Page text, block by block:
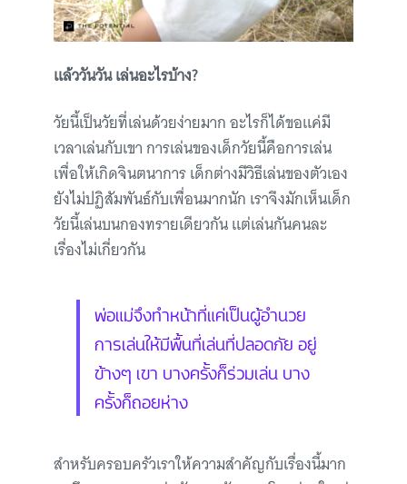
แล้ววันวัน เล่นอะไรบ้าง?
วัยนี้เป็นวัยที่เล่นด้วยง่ายมาก อะไรก็ได้ขอแค่มี
เวลาเล่นกับเขา การเล่นของเด็กวัยนี้คือการเล่น
เพื่อให้เกิดจินตนาการ เด็กต่างมีวิธีเล่นของตัวเอง
ยังไม่ปฏิสัมพันธ์กับเพื่อนมากนัก เราจึงมักเห็นเด็ก
วัยนี้เล่นบนกองทรายเดียวกัน แต่เล่นกันคนละ
เรื่องไม่เกี่ยวกัน
พ่อแม่จึงทำหน้าที่แค่เป็นผู้อำนวย
การเล่นให้มีพื้นที่เล่นที่ปลอดภัย อยู่
ข้างๆ เขา บางครั้งก็ร่วมเล่น บาง
ครั้งก็ถอยห่าง
สำหรับครอบครัวเราให้ความสำคัญกับเรื่องนี้มาก